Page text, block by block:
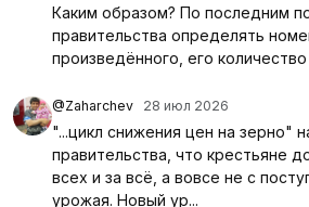
Каким образом? По последним
правительства определять
произведённого, его
@Zaharchev 28 июл 2026
"...цикл снижения цен на зерно"
правительства, что крестьяне
всех и за всё, а вовсе не с
урожая. Новый ур...